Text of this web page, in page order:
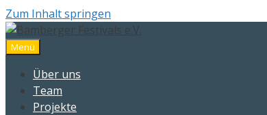
Zum Inhalt springen
Menü
Über uns
Team
Projekte